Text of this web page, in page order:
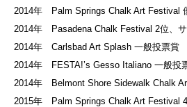
2014年 Palm Springs Chalk Art Festival
2014年 Pasadena Chalk Festival 2位、
2014年 Carlsbad Art Splash 一般投票賞
2014年 FESTA!’s Gesso Italiano 一般投
2014年 Belmont Shore Sidewalk Chalk
2015年 Palm Springs Chalk Art Festival